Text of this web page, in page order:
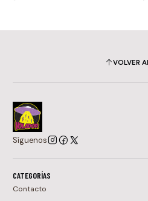
VOLVER
Síguenos
CATEGORÍAS
Contacto